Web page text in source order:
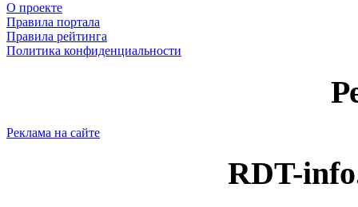
О проекте
Правила портала
Правила рейтинга
Политика конфиденциальности
Реклама на сайте
RDT-